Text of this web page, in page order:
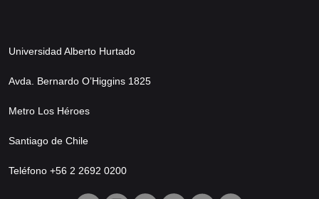
Universidad Alberto Hurtado
Avda. Bernardo O’Higgins 1825
Metro Los Héroes
Santiago de Chile
Teléfono +56 2 2692 0200